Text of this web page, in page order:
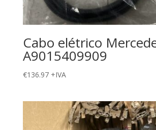
Cabo elétrico
A9015409909
€136.97 +IVA